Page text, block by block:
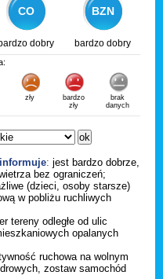
CO BZN
dobry bardzo dobry
zły
bardzo
zły
brak
danych
: jest bardzo dobrze,
bez ograniczeń;
(dzieci, osoby starsze)
w pobliżu ruchliwych
tereny odległe od ulic
opalanych
ruchowa na wolnym
zostaw samochód